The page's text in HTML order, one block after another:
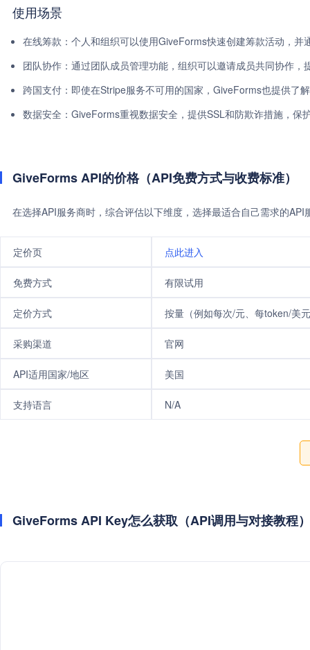
使用场景
在线筹款：个人和组织可以使用GiveForms快速创建筹款活动，并
团队协作：通过团队成员管理功能，组织可以邀请成员共同协作，
跨国支付：即使在Stripe服务不可用的国家，GiveForms也提供了
数据安全：GiveForms重视数据安全，提供SSL和防欺诈措施，保
GiveForms API的价格（API免费方式与收费标准）
在选择API服务商时，综合评估以下维度，选择最适合自己需求的
定价页 点此进入
免费方式 有限试用
定价方式 按量（例如每次/元、每token/美
采购渠道 官网
API适用国家/地区 美国
支持语言 N/A
GiveForms API Key怎么获取（API调用与对接教程）